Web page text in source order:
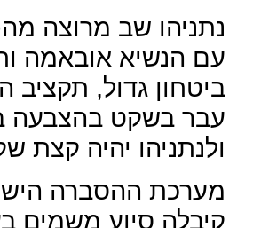
נתניהו שב מרוצה
עם הנשיא אובאמה
ביטחון גדול, תקציב
עבר בשקט בהצבעה
ולנתניהו יהיה קצת
מערכת ההסברה
קיבלה סיוע משמים